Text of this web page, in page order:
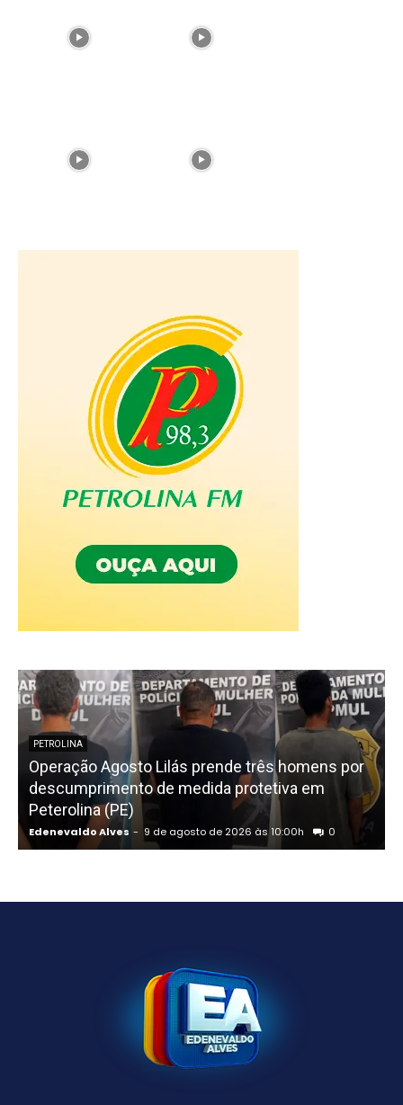
PETROLINA
Operação Agosto Lilás prende três homens por
descumprimento de medida protetiva em
Peterolina (PE)
Edenevaldo Alves - 9 de agosto de 2026 às 10:00h 0